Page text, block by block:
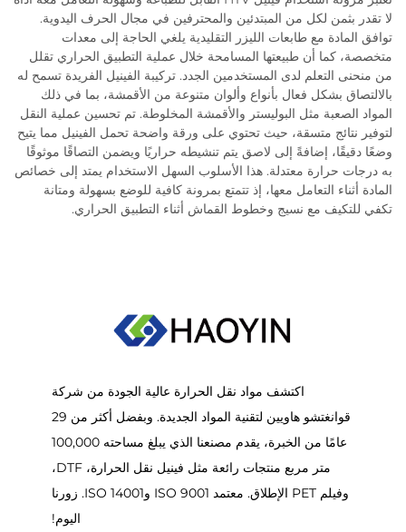
لا تقدر بثمن لكل من المبتدئين والمحترفين في مجال الحرف اليدوية.
توافق المادة مع طابعات الليزر التقليدية يلغي الحاجة إلى معدات
متخصصة، كما أن طبيعتها المسامحة خلال عملية التطبيق الحراري تقلل
من منحنى التعلم لدى المستخدمين الجدد. تركيبة الفينيل الفريدة تسمح له
بالالتصاق بشكل فعال بأنواع وألوان متنوعة من الأقمشة، بما في ذلك
المواد الصعبة مثل البوليستر والأقمشة المخلوطة. تم تحسين عملية النقل
لتوفير نتائج متسقة، حيث تحتوي على ورقة واضحة تحمل الفينيل مما يتيح
وضعًا دقيقًا، إضافةً إلى لاصق يتم تنشيطه حراريًا ويضمن التصاقًا موثوقًا
به درجات حرارة معتدلة. هذا الأسلوب السهل الاستخدام يمتد إلى خصائص
المادة أثناء التعامل معها، إذ تتمتع بمرونة كافية للوضع بسهولة ومتانة
تكفي للتكيف مع نسيج وخطوط القماش أثناء التطبيق الحراري.
اكتشف مواد نقل الحرارة عالية الجودة من شركة
قوانغتشو هاويين لتقنية المواد الجديدة. وبفضل أكثر من 29
عامًا من الخبرة، يقدم مصنعنا الذي يبلغ مساحته 100,000
متر مربع منتجات رائعة مثل فينيل نقل الحرارة، DTF،
وفيلم PET الإطلاق. معتمد ISO 9001 وISO 14001. زورنا
اليوم!